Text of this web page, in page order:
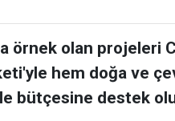
örnek olan projeleri
hem doğa ve
bütçesine destek